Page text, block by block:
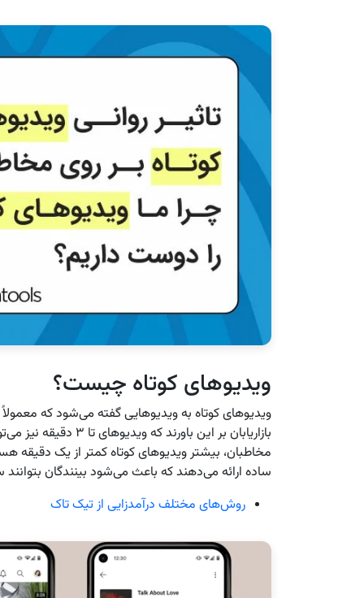
ویدیوهای کوتاه چیست؟
بازاریابان بر این
مخاطبان، بیشتر ویدیوهای کوتاه کمتر از یک دقیقه
ساده ارائه می‌دهند که باعث می‌شود بینندگان
روش‌های مختلف درآمدزایی از تیک‌ تاک